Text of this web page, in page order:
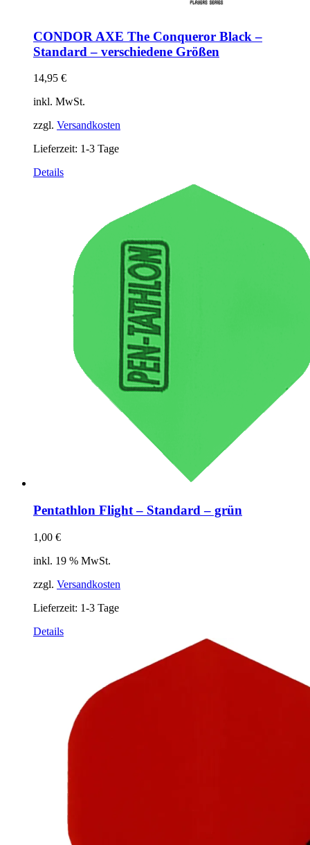
CONDOR AXE The Conqueror Black –
Standard – verschiedene Größen
14,95 €
inkl. MwSt.
zzgl. Versandkosten
Lieferzeit: 1-3 Tage
Dieses
Details
Pentathlon Flight – Standard – grün
1,00 €
inkl. 19 % MwSt.
zzgl. Versandkosten
Lieferzeit: 1-3 Tage
Details